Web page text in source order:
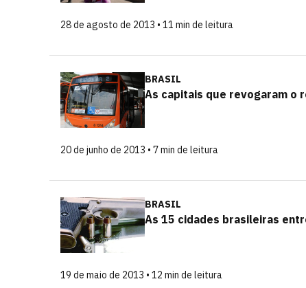
28 de agosto de 2013 • 11 min de leitura
BRASIL
As capitais que revogaram o
20 de junho de 2013 • 7 min de leitura
BRASIL
As 15 cidades brasileiras
19 de maio de 2013 • 12 min de leitura